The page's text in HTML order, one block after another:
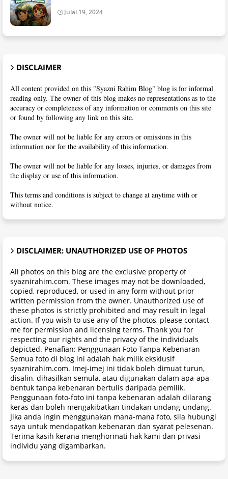
Julai 19, 2024
DISCLAIMER
All content provided on this "Syazni Rahim Blog" blog is for informal
reading only. The owner of this blog makes no representations as to the
accuracy or completeness of any information or comments on this site
or found by following any link on this site.
The owner will not be liable for any errors or omissions in this
information nor for the availability of this information.
The owner will not be liable for any losses, injuries, or damages from
the display or use of this information.
This terms and conditions is subject to change at anytime with or
without notice.
DISCLAIMER: UNAUTHORIZED USE OF PHOTOS
All photos on this blog are the exclusive property of
syaznirahim.com. These images may not be downloaded,
copied, reproduced, or used in any form without prior
written permission from the owner. Unauthorized use of
these photos is strictly prohibited and may result in legal
action. If you wish to use any of the photos, please contact
me for permission and licensing terms. Thank you for
respecting our rights and the privacy of the individuals
depicted. Penafian: Penggunaan Foto Tanpa Kebenaran
Semua foto di blog ini adalah hak milik eksklusif
syaznirahim.com. Imej-imej ini tidak boleh dimuat turun,
disalin, dihasilkan semula, atau digunakan dalam apa-apa
bentuk tanpa kebenaran bertulis daripada pemilik.
Penggunaan foto-foto ini tanpa kebenaran adalah dilarang
keras dan boleh mengakibatkan tindakan undang-undang.
Jika anda ingin menggunakan mana-mana foto, sila hubungi
saya untuk mendapatkan kebenaran dan syarat pelesenan.
Terima kasih kerana menghormati hak kami dan privasi
individu yang digambarkan.